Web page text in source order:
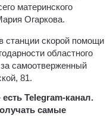
материнского
Огаркова.
станции скорой помощи
областного
самоотверженный
81.
Telegram-канал.
самые